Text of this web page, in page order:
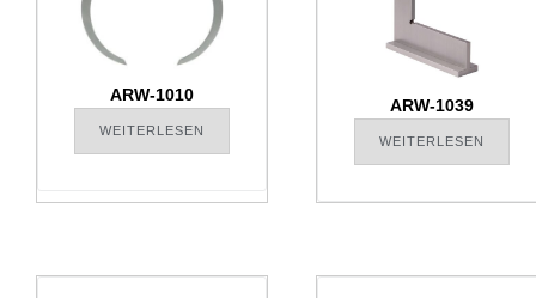
ARW-1010
WEITERLESEN
ARW-1039
WEITERLESEN